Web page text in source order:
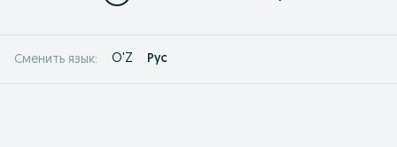
Сменить язык: O'Z Рус